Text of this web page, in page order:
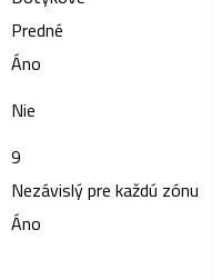
Predné
Áno
Nie
9
Nezávislý pre každú zónu
Áno